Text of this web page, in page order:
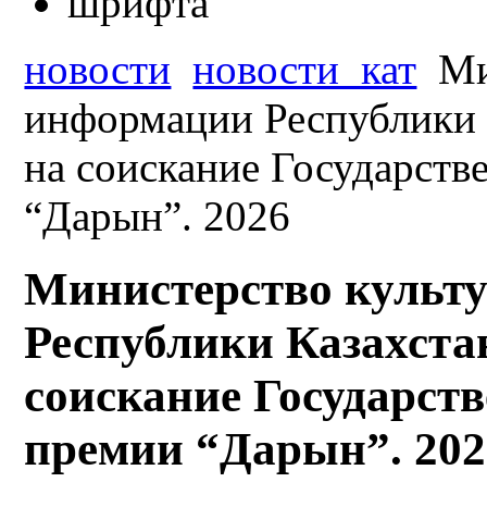
новости новости_кат
информации Республики
на соискание
“Дарын”. 2026
Министерство
Республики
соискание
премии “Дарын”.